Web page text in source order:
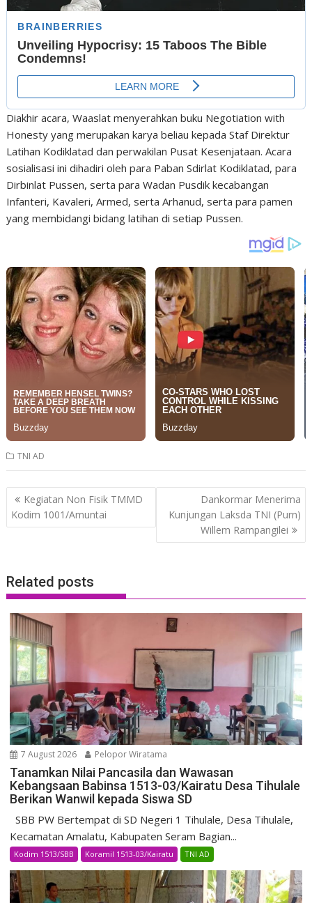
Diakhir acara, Waaslat menyerahkan buku Negotiation with
Honesty yang merupakan karya beliau kepada Staf Direktur
Latihan Kodiklatad dan perwakilan Pusat Kesenjataan. Acara
sosialisasi ini dihadiri oleh para Paban Sdirlat Kodiklatad, para
Dirbinlat Pussen, serta para Wadan Pusdik kecabangan
Infanteri, Kavaleri, Armed, serta Arhanud, serta para pamen
yang membidangi bidang latihan di setiap Pussen.
TNI AD
Post
navigation
Kegiatan Non Fisik TMMD
Kodim 1001/Amuntai
Dankormar Menerima
Kunjungan Laksda TNI (Purn)
Willem Rampangilei
Related posts
7 August 2026 Pelopor Wiratama
Tanamkan Nilai Pancasila dan Wawasan
Kebangsaan Babinsa 1513-03/Kairatu Desa Tihulale
Berikan Wanwil kepada Siswa SD
SBB PW Bertempat di SD Negeri 1 Tihulale, Desa Tihulale,
Kecamatan Amalatu, Kabupaten Seram Bagian...
Kodim 1513/SBB Koramil 1513-03/Kairatu TNI AD